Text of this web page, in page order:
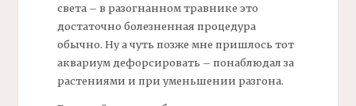
света – в разогнанном травнике это
достаточно болезненная процедура
обычно. Ну а чуть позже мне пришлось тот
аквариум дефорсировать – понаблюдал за
растениями и при уменьшении разгона.